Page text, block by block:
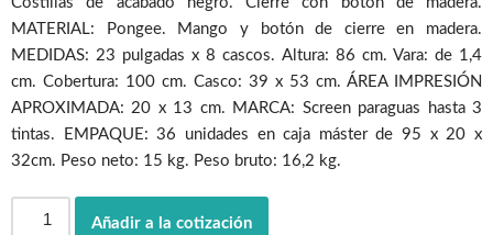
MATERIAL: Pongee. Mango y botón de cierre en madera.
MEDIDAS: 23 pulgadas x 8 cascos. Altura: 86 cm. Vara: de 1,4
cm. Cobertura: 100 cm. Casco: 39 x 53 cm. ÁREA IMPRESIÓN
APROXIMADA: 20 x 13 cm. MARCA: Screen paraguas hasta 3
tintas. EMPAQUE: 36 unidades en caja máster de 95 x 20 x
32cm. Peso neto: 15 kg. Peso bruto: 16,2 kg.
Añadir a la cotización